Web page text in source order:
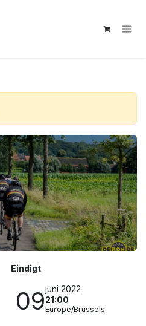
Eindigt
09juni 2022
21:00
Europe/Brussels